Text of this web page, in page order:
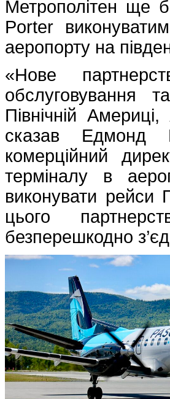
Метрополітен ще
Porter
аеропорту на
«Нове
обслуговування
Північній
сказав Едмонд
комерційний
терміналу в
виконувати рейси
цього
безперешкодно